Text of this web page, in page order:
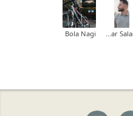
Bola Nagi